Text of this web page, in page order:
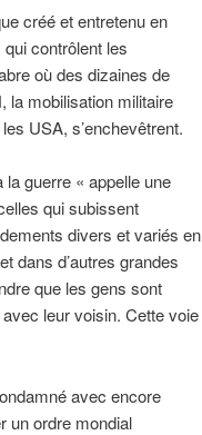
créé et entretenu en
contrôlent les
où des dizaines de
la mobilisation militaire
USA, s’enchevêtrent.
guerre « appelle une
qui subissent
divers et variés en
dans d’autres grandes
que les gens sont
leur voisin. Cette voie
avec encore
un ordre mondial